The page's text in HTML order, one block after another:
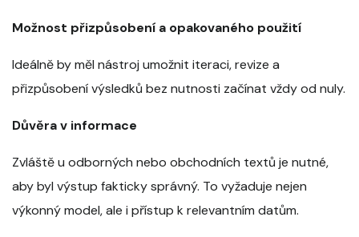
Možnost přizpůsobení a opakovaného použití
Ideálně by měl nástroj umožnit iteraci, revize a
přizpůsobení výsledků bez nutnosti začínat vždy od nuly.
Důvěra v informace
Zvláště u odborných nebo obchodních textů je nutné,
aby byl výstup fakticky správný. To vyžaduje nejen
výkonný model, ale i přístup k relevantním datům.